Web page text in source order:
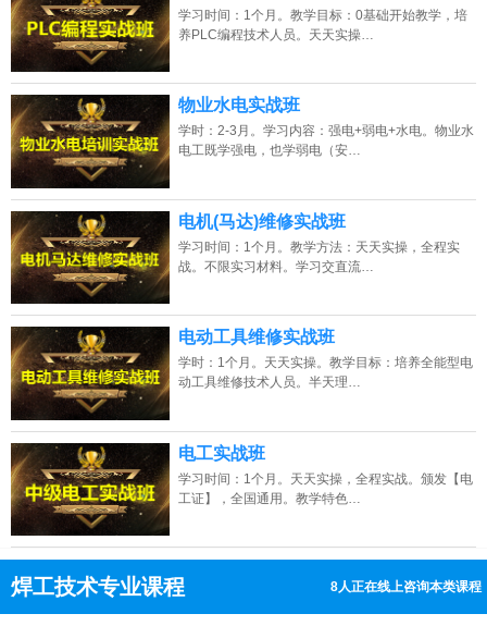
学习时间：1个月。教学目标：0基础开始教学，培
养PLC编程技术人员。天天实操…
物业水电实战班
学时：2-3月。学习内容：强电+弱电+水电。物业水
电工既学强电，也学弱电（安…
电机(马达)维修实战班
学习时间：1个月。教学方法：天天实操，全程实
战。不限实习材料。学习交直流…
电动工具维修实战班
学时：1个月。天天实操。教学目标：培养全能型电
动工具维修技术人员。半天理…
电工实战班
学习时间：1个月。天天实操，全程实战。颁发【电
工证】，全国通用。教学特色…
焊工技术专业课程 10人正在线上咨询本类课程